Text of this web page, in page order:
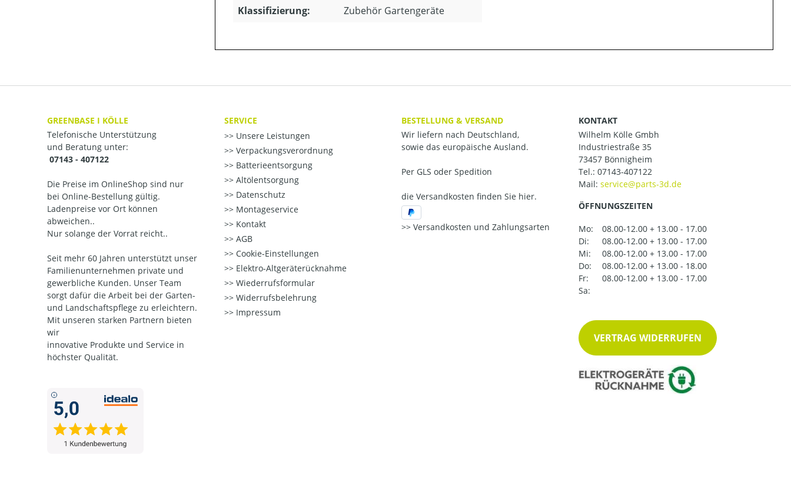
Klassifizierung: Zubehör Gartengeräte
GREENBASE I KÖLLE
Telefonische Unterstützung
und Beratung unter:
07143 - 407122
Die Preise im OnlineShop sind nur
bei Online-Bestellung gültig.
Ladenpreise vor Ort können
abweichen..
Nur solange der Vorrat reicht..
Seit mehr 60 Jahren unterstützt unser
Familienunternehmen private und
gewerbliche Kunden. Unser Team
sorgt dafür die Arbeit bei der Garten-
und Landschaftspflege zu erleichtern.
Mit unseren starken Partnern bieten
wir
innovative Produkte und Service in
höchster Qualität.
SERVICE
Unsere Leistungen
Verpackungsverordnung
Batterieentsorgung
Altölentsorgung
Datenschutz
Montageservice
Kontakt
AGB
Cookie-Einstellungen
Elektro-Altgeräterücknahme
Wiederrufsformular
Widerrufsbelehrung
Impressum
BESTELLUNG & VERSAND
Wir liefern nach Deutschland,
sowie das europäische Ausland.
Per GLS oder Spedition
die Versandkosten finden Sie hier.
Versandkosten und Zahlungsarten
KONTAKT
Wilhelm Kölle Gmbh
Industriestraße 35
73457 Bönnigheim
Tel.: 07143-407122
Mail:
ÖFFNUNGSZEITEN
Mo:
08.00-12.00 + 13.00 - 17.00
Di:
08.00-12.00 + 13.00 - 17.00
Mi:
08.00-12.00 + 13.00 - 17.00
Do:
08.00-12.00 + 13.00 - 18.00
Fr:
08.00-12.00 + 13.00 - 17.00
Sa:
VERTRAG WIDERRUFEN